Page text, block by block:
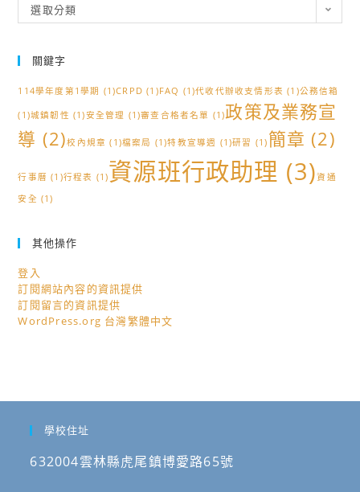
類
選取分類
關鍵字
114學年度第1學期 (1)CRPD (1)FAQ (1)代收代辦收支情形表 (1)公務信箱
(1)城鎮韌性 (1)安全管理 (1)審查合格者名單 (1)政策及業務宣
導 (2)校內規章 (1)檔案局 (1)特教宣導週 (1)研習 (1) 簡章 (2)
行事曆 (1)行程表 (1)資源班行政助理 (3)資通
安全 (1)
其他操作
登入
訂閱網站內容的資訊提供
訂閱留言的資訊提供
WordPress.org 台灣繁體中文
學校住址
632004雲林縣虎尾鎮博愛路65號